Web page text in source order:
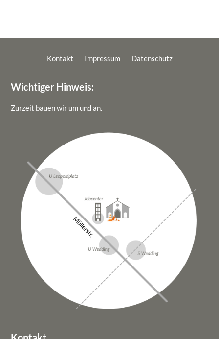
KONTAKT
IMPRESSUM
Kontakt Impressum Datenschutz
Wichtiger Hinweis:
Zurzeit bauen wir um und an.